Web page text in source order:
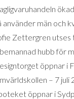
använder män och
Zettergren utses
hubb för
öppnar i
– 7 juli
öppnar i